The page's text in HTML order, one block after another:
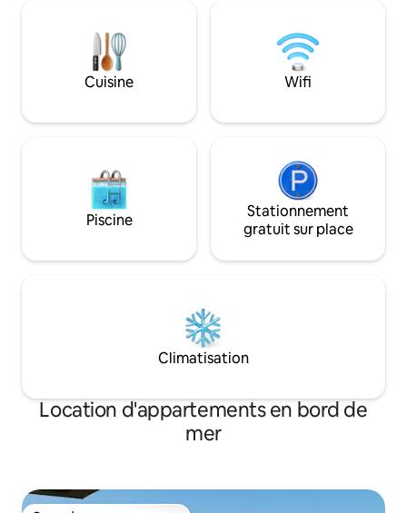
vue sur le lac depuis chaque pièce.
Récemment meublé et équipé (lits
Queen Size, climatisation dans toutes les
pièces, douche de type spa, lave-
l'endroit idéal pour se détendre !
2 téléviseurs
câblées, d'un
kitchenette
d'une terrasse avec
centre de spa.
Cuisine Wifi
Piscine
Stationnement
gratuit sur place
Climatisation
Location d'appartements en bord de
mer